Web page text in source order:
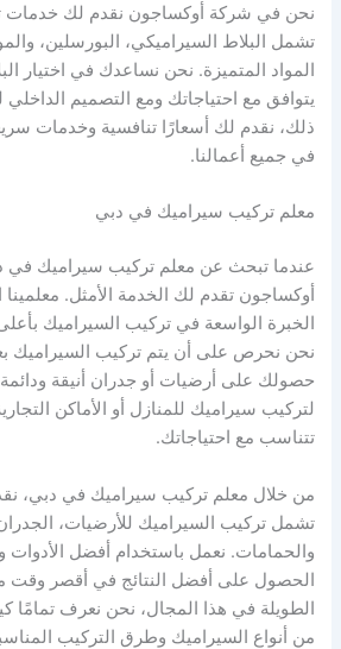
نحن في شركة أوكساجون نقدم لك خدمات
تشمل البلاط السيراميكي، البورسلين،
المواد المتميزة. نحن نساعدك في اختيار
يتوافق مع احتياجاتك ومع التصميم
ذلك، نقدم لك أسعارًا تنافسية وخدمات
في جميع أعمالنا.
معلم تركيب سيراميك في دبي
عندما تبحث عن معلم تركيب سيراميك في
أوكساجون تقدم لك الخدمة الأمثل.
الخبرة الواسعة في تركيب السيراميك
نحن نحرص على أن يتم تركيب السيراميك
حصولك على أرضيات أو جدران أنيقة
لتركيب سيراميك للمنازل أو الأماكن
تتناسب مع احتياجاتك.
من خلال معلم تركيب سيراميك في دبي،
تشمل تركيب السيراميك للأرضيات،
والحمامات. نعمل باستخدام أفضل الأدوات
الحصول على أفضل النتائج في أقصر وقت
الطويلة في هذا المجال، نحن نعرف تمامًا
من أنواع السيراميك وطرق التركيب